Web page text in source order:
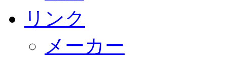
リンク
メーカー